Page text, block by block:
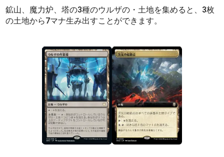
鉱山、魔力炉、塔の3種のウルザの・土地を集めると、3枚
の土地から7マナ生み出すことができます。